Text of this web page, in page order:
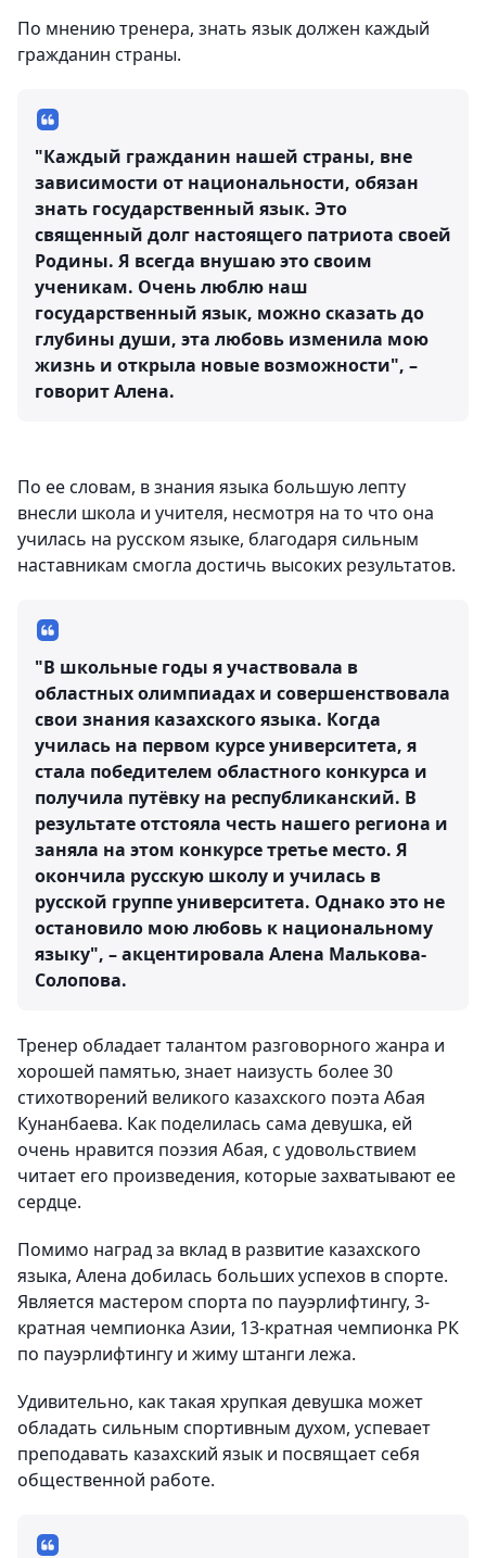
По мнению тренера, знать язык должен каждый
гражданин страны.
"Каждый гражданин нашей страны, вне
зависимости от национальности, обязан
знать государственный язык. Это
священный долг настоящего патриота своей
Родины. Я всегда внушаю это своим
ученикам. Очень люблю наш
государственный язык, можно сказать до
глубины души, эта любовь изменила мою
жизнь и открыла новые возможности", –
говорит Алена.
По ее словам, в знания языка большую лепту
внесли школа и учителя, несмотря на то что она
училась на русском языке, благодаря сильным
наставникам смогла достичь высоких результатов.
"В школьные годы я участвовала в
областных олимпиадах и совершенствовала
свои знания казахского языка. Когда
училась на первом курсе университета, я
стала победителем областного конкурса и
получила путёвку на республиканский. В
результате отстояла честь нашего региона и
заняла на этом конкурсе третье место. Я
окончила русскую школу и училась в
русской группе университета. Однако это не
остановило мою любовь к национальному
языку", – акцентировала Алена Малькова-
Солопова.
Тренер обладает талантом разговорного жанра и
хорошей памятью, знает наизусть более 30
стихотворений великого казахского поэта Абая
Кунанбаева. Как поделилась сама девушка, ей
очень нравится поэзия Абая, с удовольствием
читает его произведения, которые захватывают ее
сердце.
Помимо наград за вклад в развитие казахского
языка, Алена добилась больших успехов в спорте.
Является мастером спорта по пауэрлифтингу, 3-
кратная чемпионка Азии, 13-кратная чемпионка РК
по пауэрлифтингу и жиму штанги лежа.
Удивительно, как такая хрупкая девушка может
обладать сильным спортивным духом, успевает
преподавать казахский язык и посвящает себя
общественной работе.